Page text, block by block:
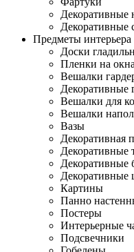
Декоративные
Декоративные
Предметы интерьера
Доски
Пленки на окна
Вешалки
Декоративные
Вешалки для
Вешалки
Вазы
Декоративная
Декоративные
Декоративные
Декоративные
Картины
Панно
Постеры
Интерьерные
Подсвечники